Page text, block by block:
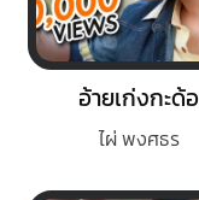
อ้ายเก่งกะด้อ
ไผ่ พงศธร